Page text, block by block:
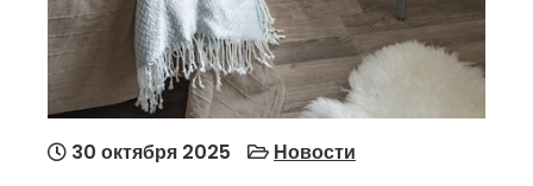
30 октября 2025 Новости